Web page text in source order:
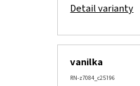
Detail varianty
vanilka
RN-z7084_c25196